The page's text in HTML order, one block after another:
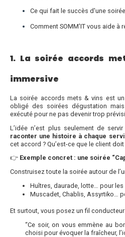
Ce qui fait le succès d'une
Comment SOMM'IT vous aide à
1. La soirée accords
immersive
La soirée accords mets & vins est
obligé des soirées dégustation
exécuté pour ne pas devenir trop
L’idée n’est plus seulement de
raconter une histoire à chaque
cet accord ? Qu’est-ce que le client
👉 Exemple concret : une soirée
Construisez toute la soirée autour de
Huîtres, daurade, lotte… pour
Muscadet, Chablis, Assyrtiko…
Et surtout, vous posez un fil
“Ce soir, on vous emmène au
choisi pour évoquer la fraîcheur,